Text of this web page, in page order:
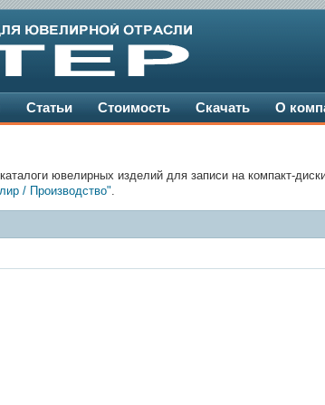
ювелирных изделий для записи на компакт-
/ Производство".
Статьи Стоимость Скачать О